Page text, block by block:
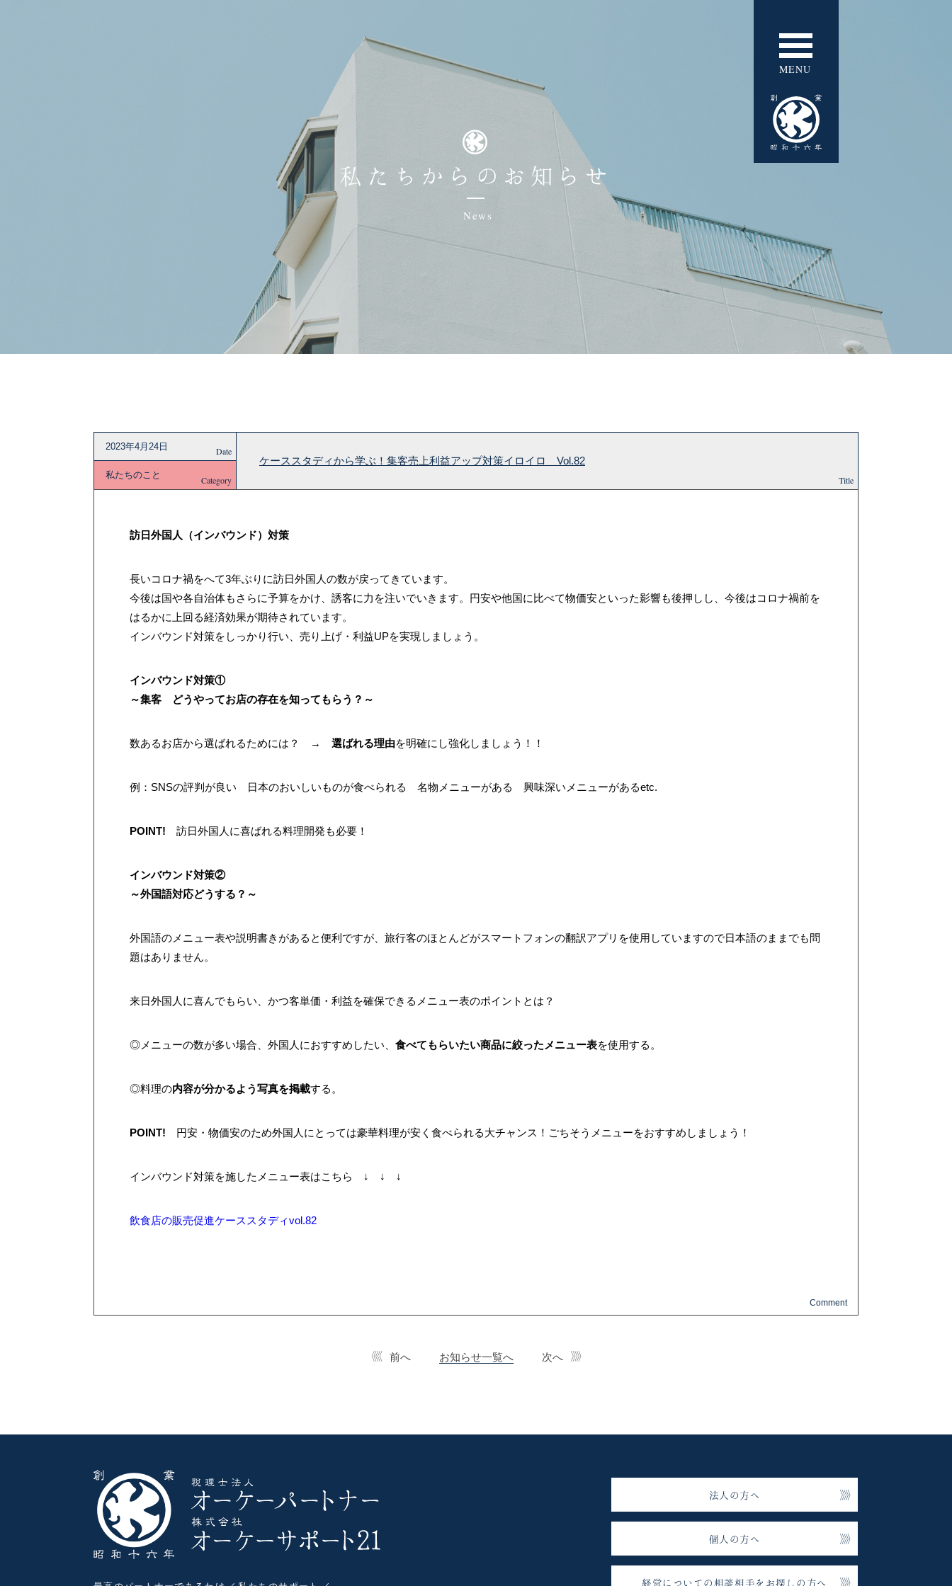
私たちからのお知らせ
News
2023年4月24日 Date
私たちのこと Category
ケーススタディから学ぶ！集客売上利益アップ対策イロイロ Vol.82
Title
訪日外国人（インバウンド）対策
長いコロナ禍をへて3年ぶりに訪日外国人の数が戻ってきています。
今後は国や各自治体もさらに予算をかけ、誘客に力を注いでいきます。円安や他国に比べて物価安といった影響も後押しし、今後はコロナ禍前を
はるかに上回る経済効果が期待されています。
インバウンド対策をしっかり行い、売り上げ・利益UPを実現しましょう。
インバウンド対策①
～集客
どうやってお店の存在を知ってもらう？～
数あるお店から選ばれるためには？ → 選ばれる理由を明確にし強化しましょう！！
例：SNSの評判が良い 日本のおいしいものが食べられる 名物メニューがある 興味深いメニューがあるetc.
POINT! 訪日外国人に喜ばれる料理開発も必要！
インバウンド対策②
～外国語対応どうする？～
外国語のメニュー表や説明書きがあると便利ですが、旅行客のほとんどがスマートフォンの翻訳アプリを使用していますので日本語のままでも問
題はありません。
来日外国人に喜んでもらい、かつ客単価・利益を確保できるメニュー表のポイントとは？
◎メニューの数が多い場合、外国人におすすめしたい、 食べてもらいたい商品に絞ったメニュー表を使用する。
◎料理の内容が分かるよう写真を掲載する。
POINT! 円安・物価安のため外国人にとっては豪華料理が安く食べられる大チャンス！ごちそうメニューをおすすめしましょう！
インバウンド対策を施したメニュー表はこちら ↓ ↓ ↓
飲食店の販売促進ケーススタディvol.82
前へ お知らせ一覧へ 次へ
法人の方へ
個人の方へ
経営についての相談相手をお探しの方へ